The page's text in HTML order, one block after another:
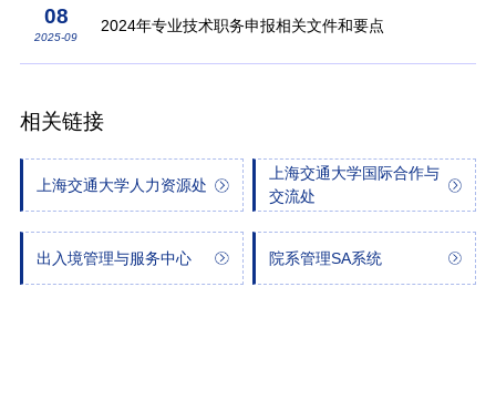
08
2025-09
2024年专业技术职务申报相关文件和要点
相关链接
上海交通大学人力资源处
上海交通大学国际合作与
交流处
出入境管理与服务中心 院系管理SA系统